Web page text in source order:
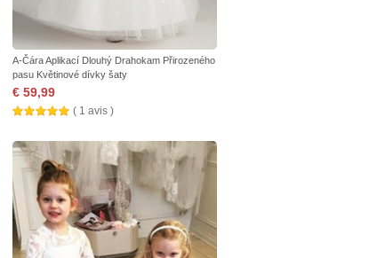
A-Čára Aplikací Dlouhý Drahokam Přirozeného
pasu Květinové dívky šaty
€ 59,99
( 1 avis )